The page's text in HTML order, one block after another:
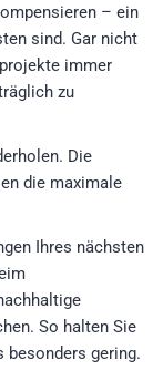
– ein
sind. Gar nicht
immer
zu
Die
die maximale
Ihres nächsten
So halten Sie
besonders gering.